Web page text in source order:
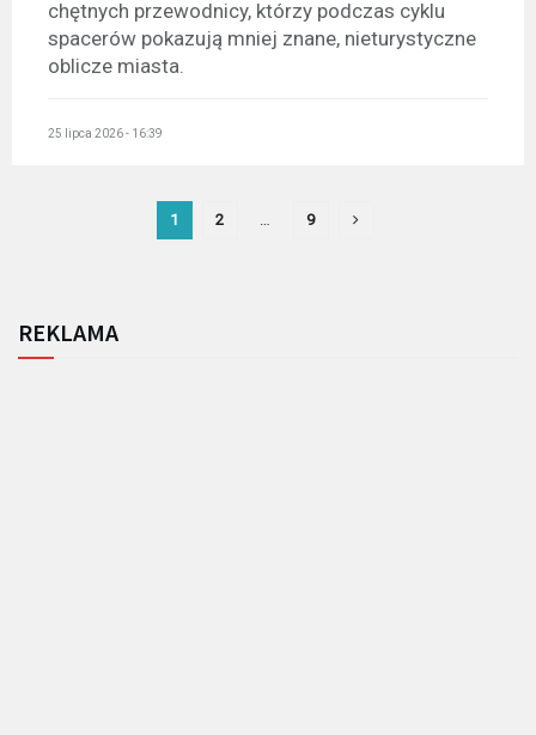
chętnych przewodnicy, którzy podczas cyklu
spacerów pokazują mniej znane, nieturystyczne
oblicze miasta.
25 lipca 2026 - 16:39
1 2 … 9
REKLAMA